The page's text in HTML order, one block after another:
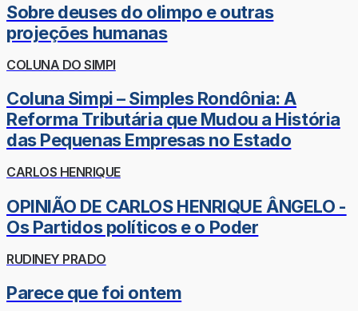
Sobre deuses do olimpo e outras
projeções humanas
COLUNA DO SIMPI
Coluna Simpi – Simples Rondônia: A
Reforma Tributária que Mudou a História
das Pequenas Empresas no Estado
CARLOS HENRIQUE
OPINIÃO DE CARLOS HENRIQUE ÂNGELO -
Os Partidos políticos e o Poder
RUDINEY PRADO
Parece que foi ontem